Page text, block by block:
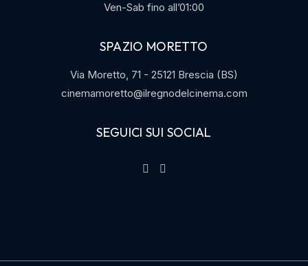
Ven-Sab fino all’01:00
SPAZIO MORETTO
Via Moretto, 71 - 25121 Brescia (BS)
cinemamoretto@ilregnodelcinema.com
SEGUICI SUI SOCIAL